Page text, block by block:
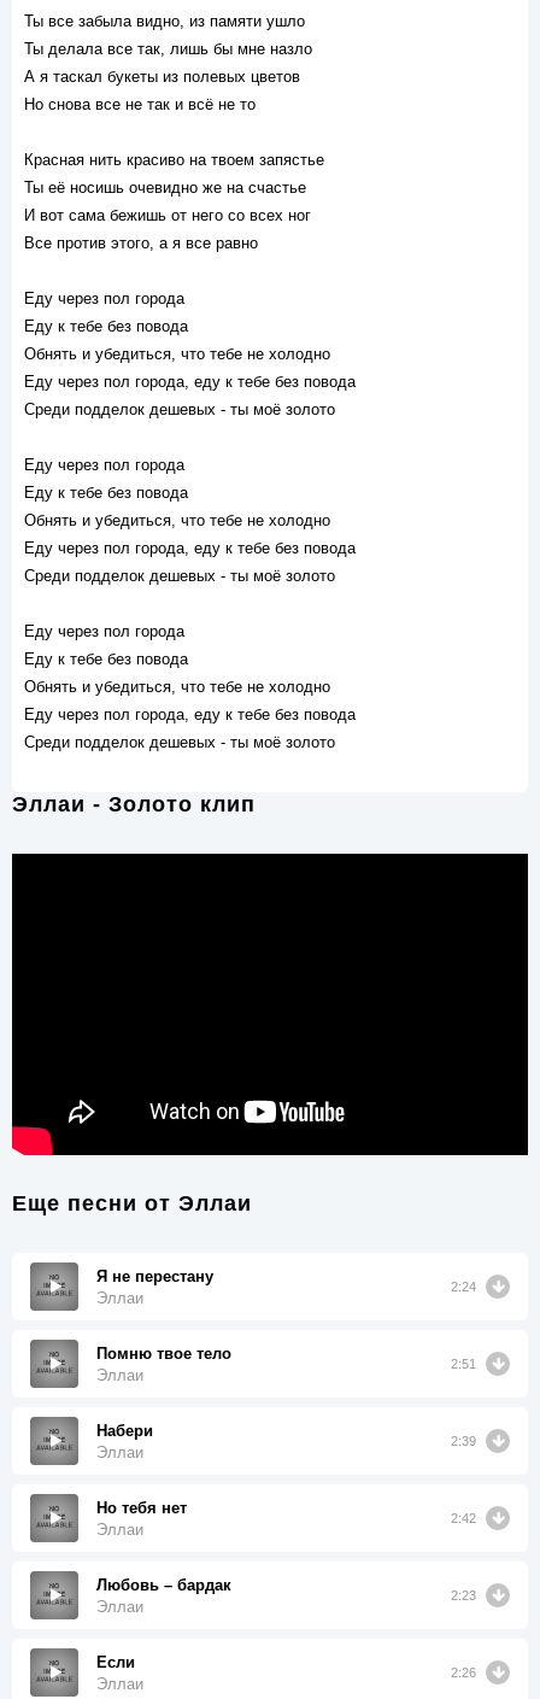
Ты все забыла видно, из памяти ушло
Ты делала все так, лишь бы мне назло
А я таскал букеты из полевых цветов
Но снова все не так и всё не то
Красная нить красиво на твоем запястье
Ты её носишь очевидно же на счастье
И вот сама бежишь от него со всех ног
Все против этого, а я все равно
Еду через пол города
Еду к тебе без повода
Обнять и убедиться, что тебе не холодно
Еду через пол города, еду к тебе без повода
Среди подделок дешевых - ты моё золото
Еду через пол города
Еду к тебе без повода
Обнять и убедиться, что тебе не холодно
Еду через пол города, еду к тебе без повода
Среди подделок дешевых - ты моё золото
Еду через пол города
Еду к тебе без повода
Обнять и убедиться, что тебе не холодно
Еду через пол города, еду к тебе без повода
Среди подделок дешевых - ты моё золото
Эллаи - Золото клип
Еще песни от Эллаи
Я не перестану
Эллаи
2:24
Помню твое тело
Эллаи
2:51
Набери
Эллаи
2:39
Но тебя нет
Эллаи
2:42
Любовь – бардак
Эллаи
2:23
Если
Эллаи
2:26